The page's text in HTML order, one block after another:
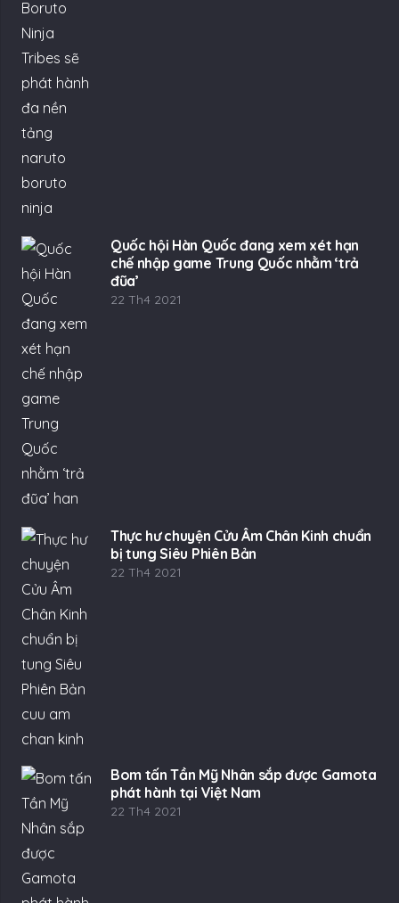
Quốc hội Hàn Quốc đang xem xét hạn
chế nhập game Trung Quốc nhằm ‘trả
đũa’
22 Th4 2021
Thực hư chuyện Cửu Âm Chân Kinh chuẩn
bị tung Siêu Phiên Bản
22 Th4 2021
Bom tấn Tần Mỹ Nhân sắp được Gamota
phát hành tại Việt Nam
22 Th4 2021